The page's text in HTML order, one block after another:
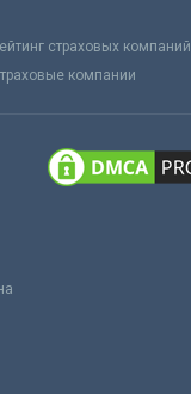
страховых компаний
компании